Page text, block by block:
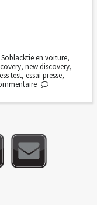
Soblacktie en voiture,
,new discovery,
test, essai presse,